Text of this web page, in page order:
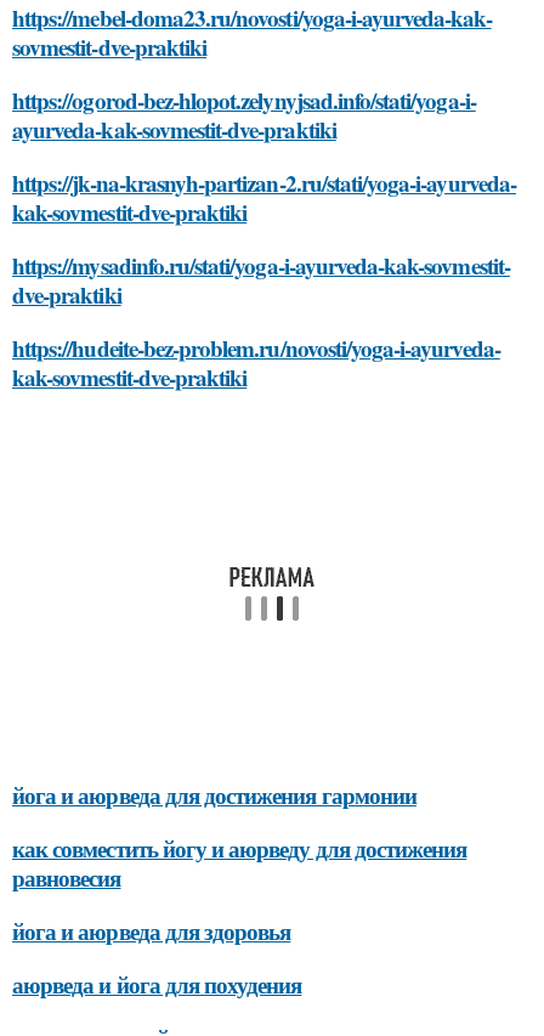
https://mebel-doma23.ru/novosti/yoga-i-ayurveda-kak-
sovmestit-dve-praktiki
https://ogorod-bez-hlopot.zelynyjsad.info/stati/yoga-i-
ayurveda-kak-sovmestit-dve-praktiki
https://jk-na-krasnyh-partizan-2.ru/stati/yoga-i-ayurveda-
kak-sovmestit-dve-praktiki
https://mysadinfo.ru/stati/yoga-i-ayurveda-kak-sovmestit-
dve-praktiki
https://hudeite-bez-problem.ru/novosti/yoga-i-ayurveda-
kak-sovmestit-dve-praktiki
йога и аюрведа для достижения гармонии
как совместить йогу и аюрведу для достижения
равновесия
йога и аюрведа для здоровья
аюрведа и йога для похудения